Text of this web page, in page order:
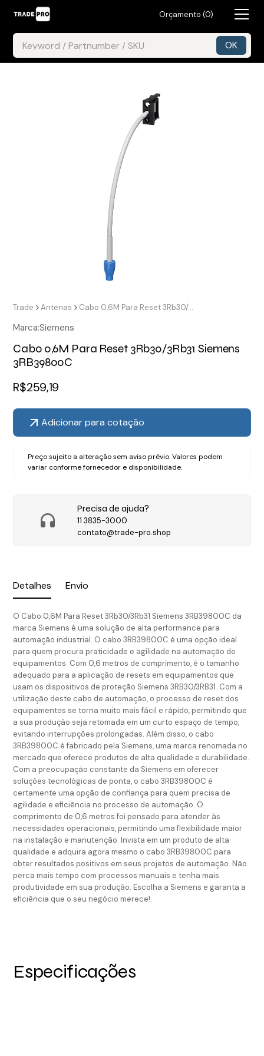
Orçamento (0)
Detalhes Envio
O Cabo 0,6M Para Reset 3Rb30/3Rb31 Siemens 3RB39800C da
marca Siemens é uma solução de alta performance para
automação industrial. O cabo 3RB39800C é uma opção ideal
para quem procura praticidade e agilidade na automação de
equipamentos. Com 0,6 metros de comprimento, é o tamanho
adequado para a aplicação de resets em equipamentos que
usam os dispositivos de proteção Siemens 3RB30/3RB31. Com a
utilização deste cabo de automação, o processo de reset dos
equipamentos se torna muito mais fácil e rápido, permitindo que
a sua produção seja retomada em um curto espaço de tempo,
evitando interrupções prolongadas. Além disso, o cabo
3RB39800C é fabricado pela Siemens, uma marca renomada no
mercado que oferece produtos de alta qualidade e durabilidade.
Com a preocupação constante da Siemens em oferecer
soluções tecnológicas de ponta, o cabo 3RB39800C é
certamente uma opção de confiança para quem precisa de
agilidade e eficiência no processo de automação. O
comprimento de 0,6 metros foi pensado para atender às
necessidades operacionais, permitindo uma flexibilidade maior
na instalação e manutenção. Invista em um produto de alta
qualidade e adquira agora mesmo o cabo 3RB39800C para
obter resultados positivos em seus projetos de automação. Não
perca mais tempo com processos manuais e tenha mais
produtividade em sua produção. Escolha a Siemens e garanta a
eficiência que o seu negócio merece!.
Trade Antenas Cabo 0,6M Para Reset 3Rb30/3Rb31 Siemens 3RB39800C
Marca:Siemens
Cabo 0,6M Para Reset 3Rb30/3Rb31 Siemens
3RB39800C
R$259,19
Adicionar para cotação
Preço sujeito a alteração sem aviso prévio. Valores podem
variar conforme fornecedor e disponibilidade.
Precisa de ajuda?
11 3835-3000
contato@trade-pro.shop
Especificações